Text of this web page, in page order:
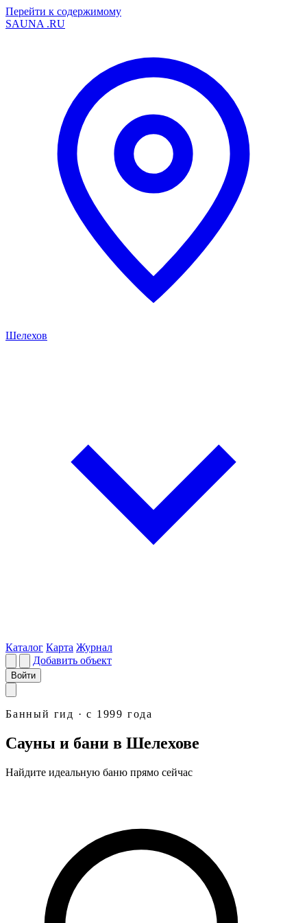
Перейти к содержимому
SAUNA .RU
Шелехов
Каталог Карта Журнал
Добавить объект
Войти
Банный гид · с 1999 года
Сауны и бани в Шелехове
Найдите идеальную баню прямо сейчас